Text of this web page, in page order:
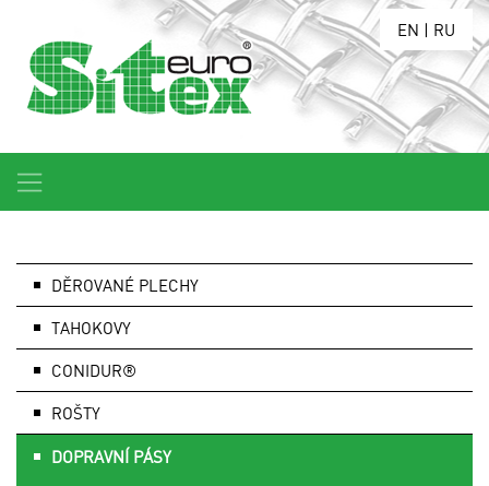
EN | RU
DĚROVANÉ PLECHY
TAHOKOVY
CONIDUR®
ROŠTY
DOPRAVNÍ PÁSY